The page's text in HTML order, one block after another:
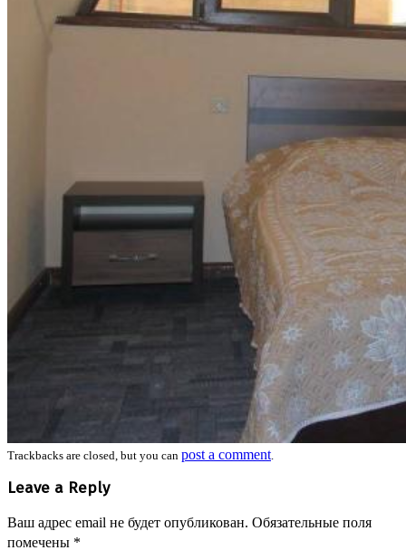
Trackbacks are closed, but you can post a comment.
Leave a Reply
Ваш адрес email не будет опубликован. Обязательные поля
помечены *